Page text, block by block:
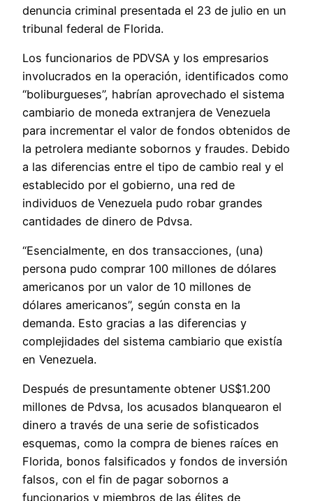
denuncia criminal presentada el 23 de julio en un
tribunal federal de Florida.
Los funcionarios de PDVSA y los empresarios
involucrados en la operación, identificados como
“boliburgueses”, habrían aprovechado el sistema
cambiario de moneda extranjera de Venezuela
para incrementar el valor de fondos obtenidos de
la petrolera mediante sobornos y fraudes. Debido
a las diferencias entre el tipo de cambio real y el
establecido por el gobierno, una red de
individuos de Venezuela pudo robar grandes
cantidades de dinero de Pdvsa.
“Esencialmente, en dos transacciones, (una)
persona pudo comprar 100 millones de dólares
americanos por un valor de 10 millones de
dólares americanos”, según consta en la
demanda. Esto gracias a las diferencias y
complejidades del sistema cambiario que existía
en Venezuela.
Después de presuntamente obtener US$1.200
millones de Pdvsa, los acusados blanquearon el
dinero a través de una serie de sofisticados
esquemas, como la compra de bienes raíces en
Florida, bonos falsificados y fondos de inversión
falsos, con el fin de pagar sobornos a
funcionarios y miembros de las élites de